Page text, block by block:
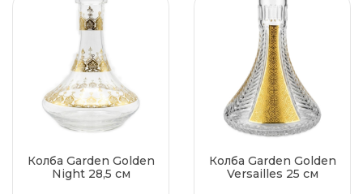
Колба Garden Golden
Night 28,5 см
Колба Garden Golden
Versailles 25 см